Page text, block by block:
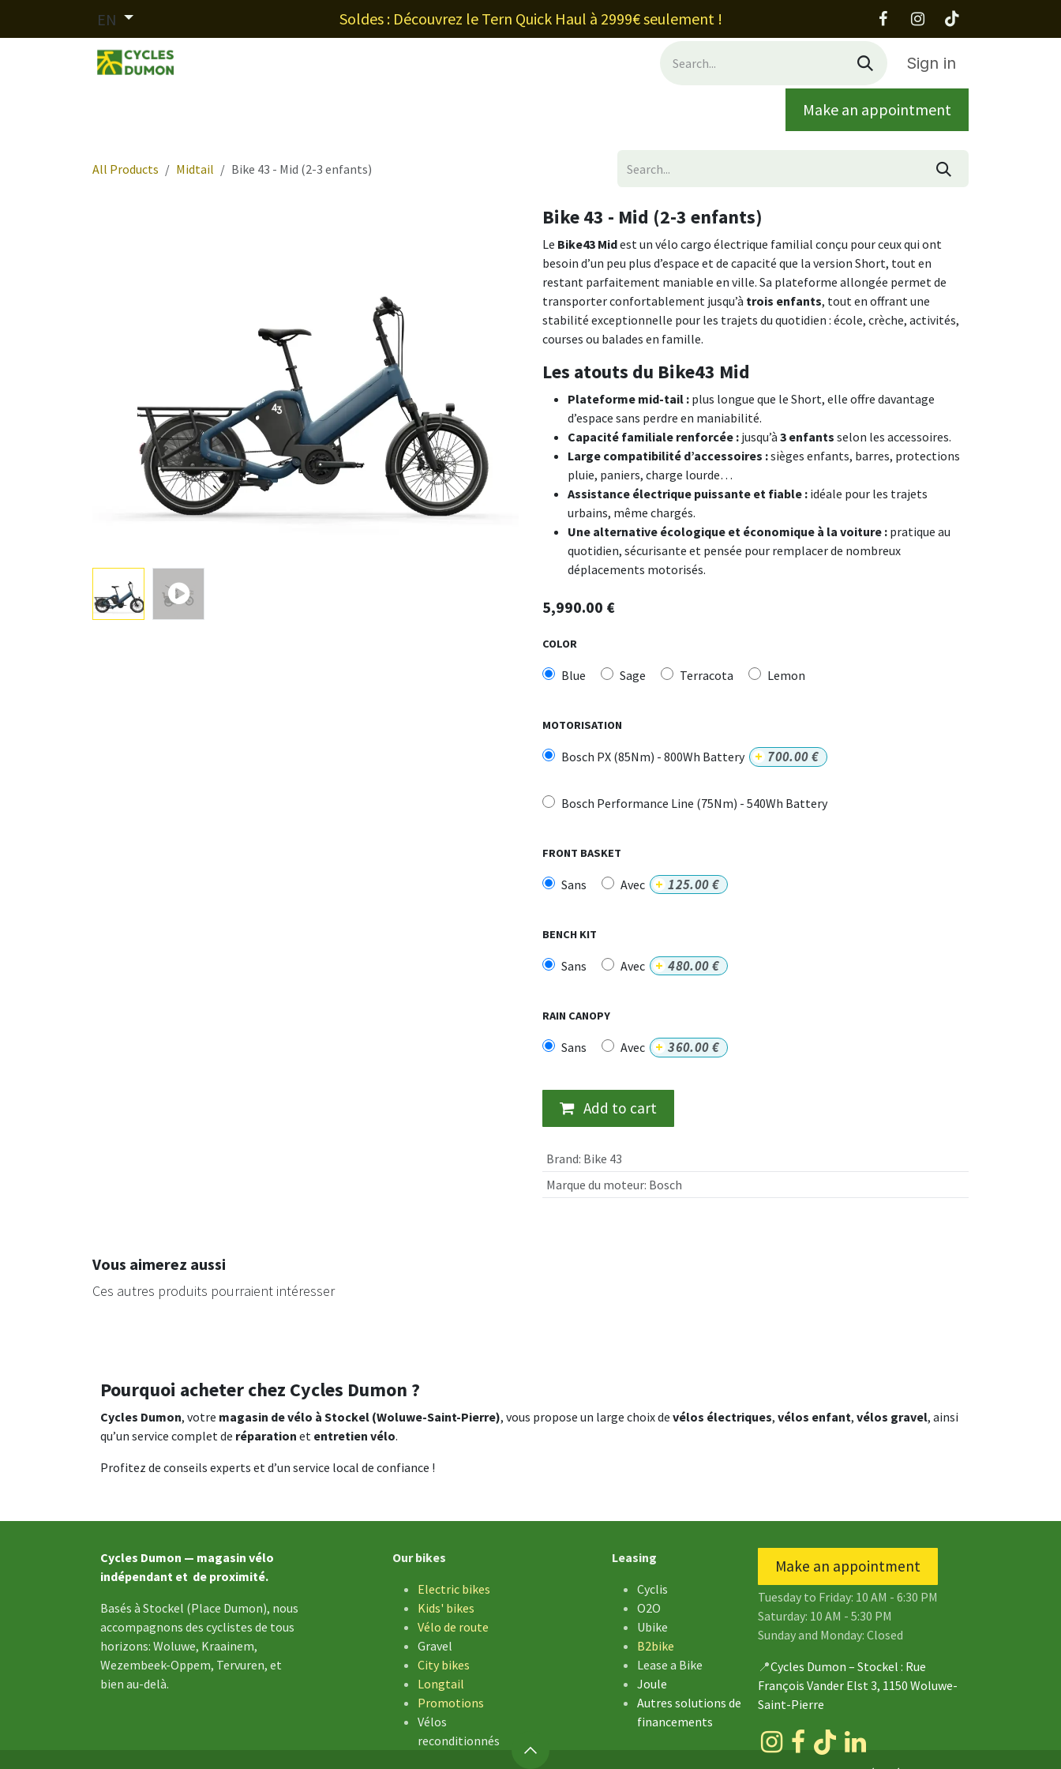
Skip to ContentEN Soldes : Découvrez le Tern Quick Haul à 2999€ seulement !
Sign in
ContactMake an appointment
All Products Midtail Bike 43 - Mid (2-3 enfants)
Bike 43 - Mid (2-3 enfants)
Le Bike43 Midest un vélo cargo électrique familial conçu pour ceux qui ont
besoin d’un peu plus d’espace et de capacité que la version Short, tout en
restant parfaitement maniable en ville. Sa plateforme allongée permet de
transporter confortablement jusqu’à trois enfants, tout en offrant une
stabilité exceptionnelle pour les trajets du quotidien : école, crèche, activités,
courses ou balades en famille.
Les atouts du Bike43 Mid
Plateforme mid-tail : plus longue que le Short, elle offre davantage
d’espace sans perdre en maniabilité.
Capacité familiale renforcée : jusqu’à 3 enfants selon les accessoires.
Large compatibilité d’accessoires :sièges enfants, barres, protections
pluie, paniers, charge lourde…
Assistance électrique puissante et fiable : idéale pour les trajets
urbains, même chargés.
Une alternative écologique et économique à la voiture : pratique au
quotidien, sécurisante et pensée pour remplacer de nombreux
déplacements motorisés.
5,990.00 €
COLOR
Blue Sage Terracota Lemon
MOTORISATION
Bosch PX (85Nm) - 800Wh Battery + 700.00€
Bosch Performance Line (75Nm) - 540Wh Battery
FRONT BASKET
Sans Avec + 125.00€
BENCH KIT
Sans Avec + 480.00€
RAIN CANOPY
Sans Avec + 360.00€
Add to cart
Brand: Bike 43
Marque du moteur: Bosch
Vous aimerez aussi
Ces autres produits pourraient intéresser
Pourquoi acheter chez Cycles Dumon ?
Cycles Dumon, votre magasin de vélo à Stockel (Woluwe-Saint-Pierre), vous propose un large choix de vélos électriques, vélos enfant, vélos gravel, ainsi
qu’un service complet de réparation et entretien vélo.
Profitez de conseils experts et d’un service local de confiance !
Cycles Dumon — magasin vélo
indépendant et de proximité.
Basés à Stockel (Place Dumon), nous
accompagnons des cyclistes de tous
horizons: Woluwe, Kraainem,
Wezembeek-Oppem, Tervuren, et
bien au-delà.
Our bikes
Electric bikes
Kids' bikes
Vélo de route
Gravel
City bikes
Longtail
Promotions
Vélos
reconditionnés
Leasing
Cyclis
O2O
Ubike
B2bike
Lease a Bike
Joule
Autres solutions de
financements
Make an appointment
Tuesday to Friday: 10 AM - 6:30 PM
Saturday: 10 AM - 5:30 PM
Sunday and Monday: Closed
📍Cycles Dumon – Stockel : Rue
François Vander Elst 3, 1150 Woluwe-
Saint-Pierre